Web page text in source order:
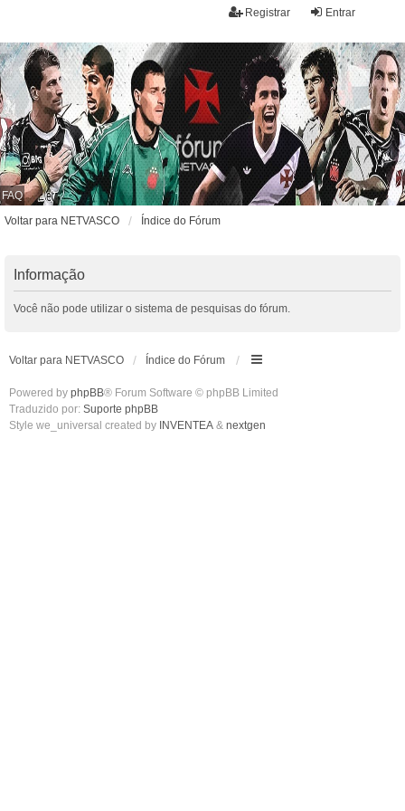
Entrar
Registrar
FAQ
Voltar para NETVASCO
Índice do Fórum
Informação
Você não pode utilizar o sistema de pesquisas do fórum.
Voltar para NETVASCO Índice do Fórum
Powered by phpBB® Forum Software © phpBB Limited
Traduzido por: Suporte phpBB
Style we_universal created by INVENTEA & nextgen